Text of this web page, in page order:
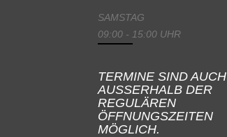
SAMSTAG
09:00 - 15:00 UHR
TERMINE SIND AUCH
AUSSERHALB DER
REGULÄREN
ÖFFNUNGSZEITEN
MÖGLICH.